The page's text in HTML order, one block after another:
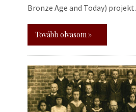
Bronze Age and Today) projekt.
Tovább olvasom »